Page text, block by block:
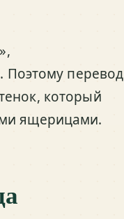
Поэтому перевод
который
ящерицами.